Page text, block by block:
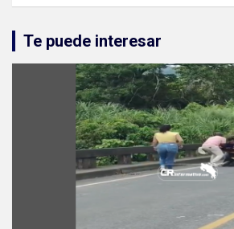
Te puede interesar